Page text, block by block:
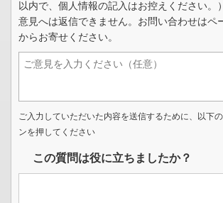
以内で、個人情報の記入はお控えください
意見へは返信できません。お問い合わせはペ
からお寄せください。
ご入力していただいた内容を送信するために、以下
ンを押してください
この質問は役に立ちましたか？